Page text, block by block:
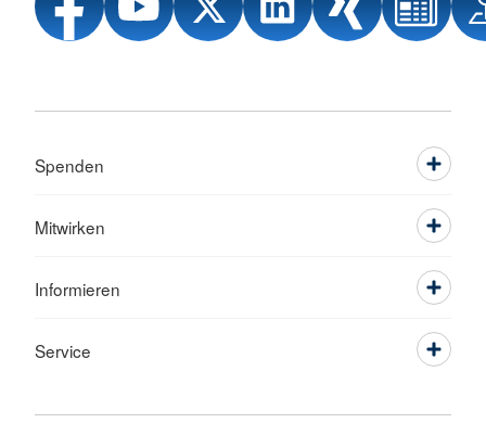
Spenden
Mitwirken
Informieren
Service